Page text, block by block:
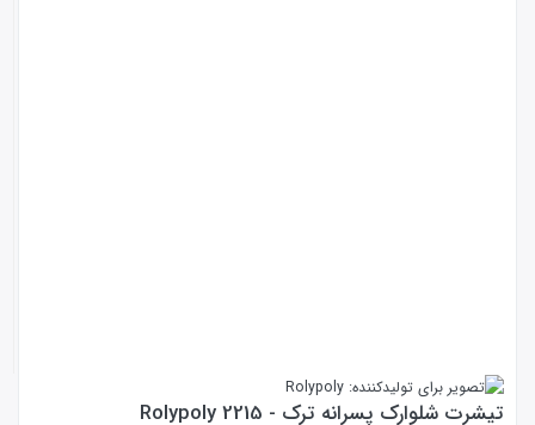
تیشرت شلوارک پسرانه ترک - Rolypoly 2215